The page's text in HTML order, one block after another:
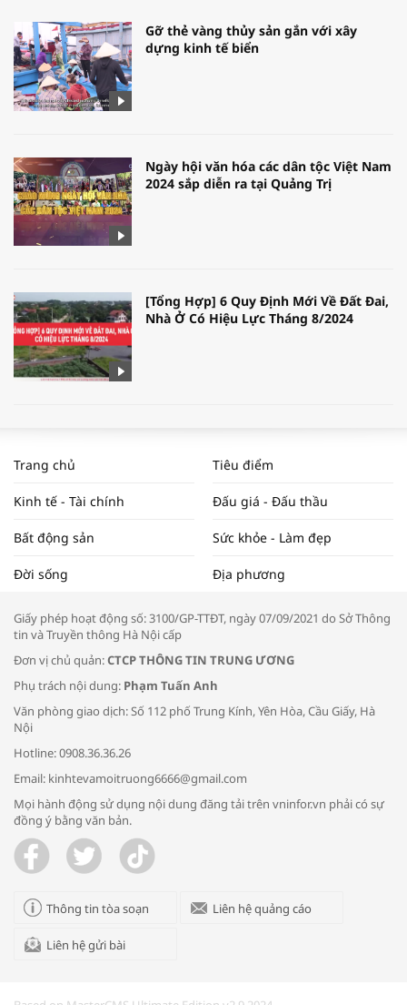
Gỡ thẻ vàng thủy sản gắn với xây
dựng kinh tế biển
Ngày hội văn hóa các dân tộc Việt Nam
2024 sắp diễn ra tại Quảng Trị
[Tổng Hợp] 6 Quy Định Mới Về Đất Đai,
Nhà Ở Có Hiệu Lực Tháng 8/2024
NAM NĂM 2024 VÀ NĂM 2025 | NHỊP
ĐẬP THỊ TRƯỜNG #62
Tọa đàm “Xúc tiến thương mại: Khơi
Bác sĩ tư vấn cách phòng tránh bệnh
đường hô hấp trong thời tiết giao mùa
Trao yêu thương cho em
Trang chủ Tiêu điểm
Kinh tế - Tài chính Đấu giá - Đấu thầu
Bất động sản Sức khỏe - Làm đẹp
Đời sống Địa phương
Giấy phép hoạt động số: 3100/GP-TTĐT, ngày 07/09/2021 do Sở Thông
tin và Truyền thông Hà Nội cấp
Đơn vị chủ quản:CTCP THÔNG TIN TRUNG ƯƠNG
Phụ trách nội dung: Phạm Tuấn Anh
Văn phòng giao dịch: Số 112 phố Trung Kính, Yên Hòa, Cầu Giấy, Hà
Nội
Hotline: 0908.36.36.26
Email: kinhtevamoitruong6666@gmail.com
Mọi hành động sử dụng nội dung đăng tải trên vninfor.vn phải có sự
đồng ý bằng văn bản.
Thông tin tòa soạn Liên hệ quảng cáo
Liên hệ gửi bài